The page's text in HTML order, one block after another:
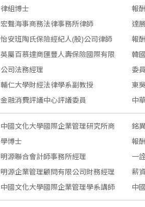
律組博士
宏聲海事商務法律事務所律師
怡安班陶氏保險經紀人(股)公司律師
英屬百慕達商匯豐人壽保險國際有限
公司法務經理
輔仁大學財經法律學系副教授
金融消費評議中心評議委員
報
達
報
韓
委
東
中
中國文化大學國際企業管理研究所商
學博士
明源聯合會計師事務所經理
明源企業管理顧問有限公司財務經理
中國文化大學國際企業管理學系講師
銘
報
一
薪
中